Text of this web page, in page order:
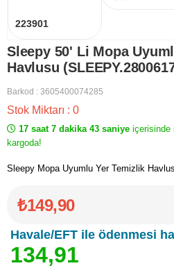
223901
Sleepy 50' Li Mopa
Havlusu
Barkod : 3605400074285
Stok Miktarı : 0
17 saat 7 dakika 43 saniye içerisinde
kargoda!
Sleepy Mopa Uyumlu Yer Temizlik
₺149,90
Havale/EFT ile ödenmesi
134,91